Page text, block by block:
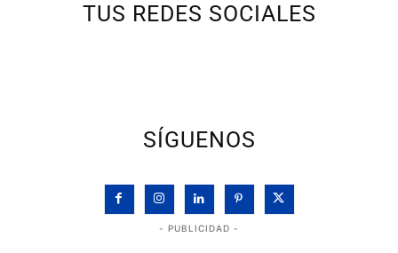
TUS REDES SOCIALES
SÍGUENOS
- PUBLICIDAD -